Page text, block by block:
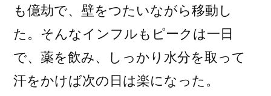
も億劫で、壁をつたいながら移動し
た。そんなインフルもピークは一日
で、薬を飲み、しっかり水分を取って
汗をかけば次の日は楽になった。